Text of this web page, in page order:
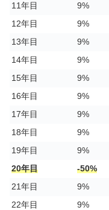
11年目
9%
12年目
9%
13年目
9%
14年目
9%
15年目
9%
16年目
9%
17年目
9%
18年目
9%
19年目
9%
20年目
-50%
21年目
9%
22年目
9%